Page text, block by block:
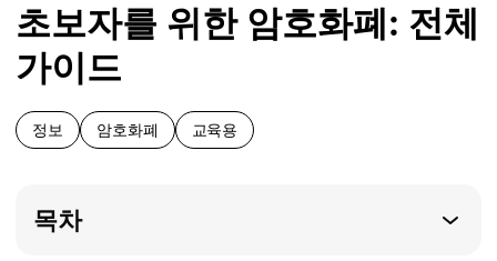
초보자를 위한 암호화폐: 전체
가이드
정보 암호화폐 교육용
목차